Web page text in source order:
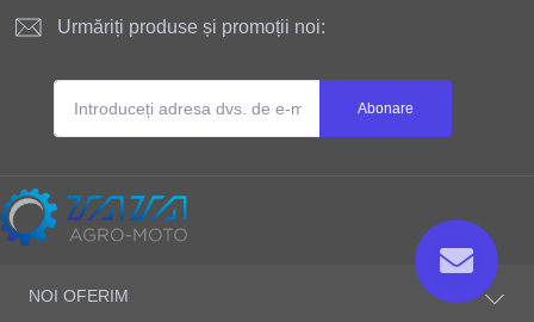
Urmăriți produse și promoții noi:
Abonare
ТАТА AGRO-MOTO S.R.L
NOI OFERIM